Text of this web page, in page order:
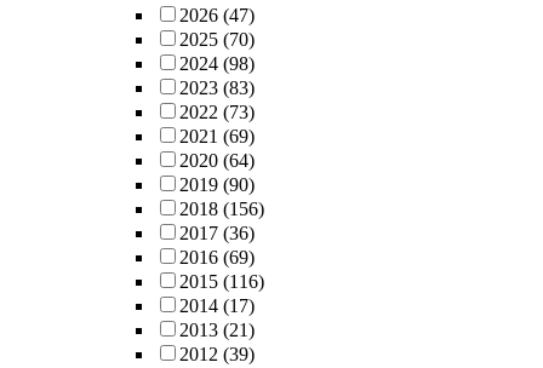
2026 (47)
2025 (70)
2024 (98)
2023 (83)
2022 (73)
2021 (69)
2020 (64)
2019 (90)
2018 (156)
2017 (36)
2016 (69)
2015 (116)
2014 (17)
2013 (21)
2012 (39)